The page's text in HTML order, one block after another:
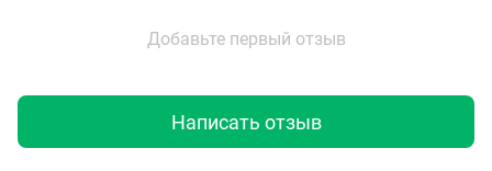
Добавьте первый отзыв
Написать отзыв